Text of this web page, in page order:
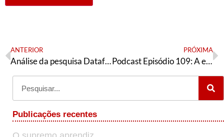
ANTERIOR
Análise da pesquisa Datafolha (22/10) em São Paulo
PRÓXIMA
Podcast Episódio 109: A eleição em Recife (PE), em Campo Grande (MS) e a posição dos senadores petistas na indicação do novo ministro do STF
Publicações recentes